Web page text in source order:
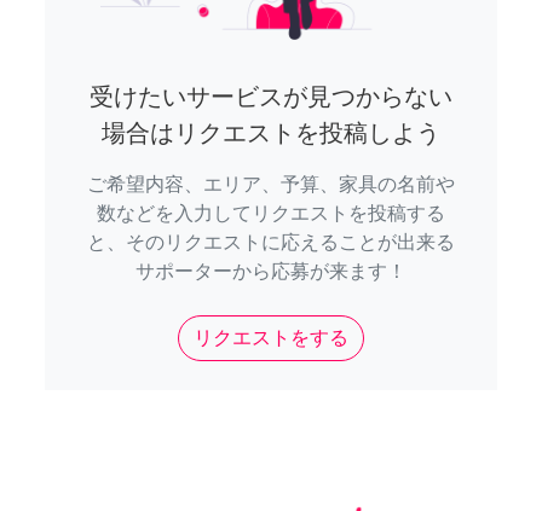
受けたいサービスが見つからない
場合はリクエストを投稿しよう
ご希望内容、エリア、予算、家具の名前や
数などを入力してリクエストを投稿する
と、そのリクエストに応えることが出来る
サポーターから応募が来ます！
リクエストをする